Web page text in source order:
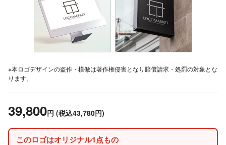
※本ロゴデザインの盗作・模倣は著作権侵害となり賠償請求・処罰の対象とな
ります。
39,800円 (税込43,780円)
このロゴはオリジナル1点もの